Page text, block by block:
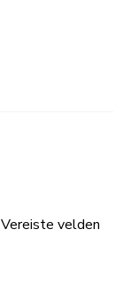
Vereiste velden